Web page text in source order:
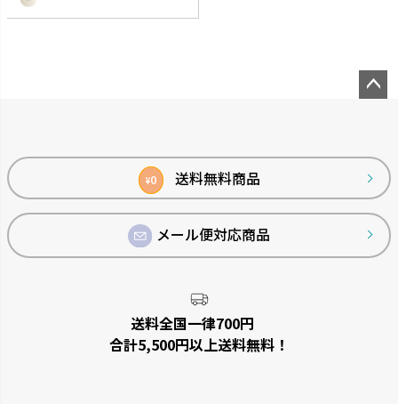
シンプルトーン
シンプルで機能的です。
バスカHA
浴室の壁面パネルとコーディネー
¥0 送料無料商品
メール便対応商品
送料全国一律700円
合計5,500円以上送料無料！
ップ
へ